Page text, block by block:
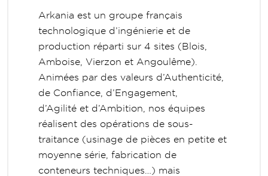
Arkania est un groupe français
technologique d’ingénierie et de
production réparti sur 4 sites (Blois,
Amboise, Vierzon et Angoulême).
Animées par des valeurs d’Authenticité,
de Confiance, d’Engagement,
d’Agilité et d’Ambition, nos équipes
réalisent des opérations de sous-
traitance (usinage de pièces en petite et
moyenne série, fabrication de
conteneurs techniques…) mais